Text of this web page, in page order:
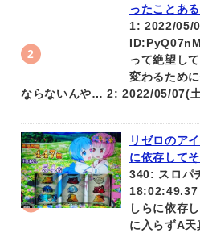
ったことあ
1: 2022/05/
って絶望し
変わるため
ならないんや… 2: 2022/05/07(
リゼロのア
に依存してそ
340: スロパ
18:02:49.37
しらに依存
に入らずA